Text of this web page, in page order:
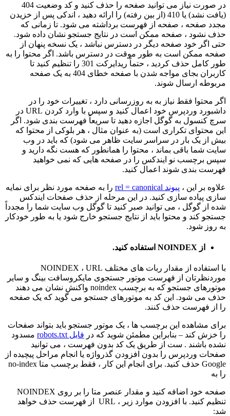
در صورت نیاز می توانید صفحه را حذف کنید و کد وضعیت 404
(یافت نشد) یا 410 (از بین رفته) را ارائه دهید ، اندکی پس از خزیدن
مجدد صفحه ، صفحه از فهرست برداشته می شود. تا زمانی که
حذف نشود ، صفحه ممکن است در نتایج جستجو نشان داده شود.
حتی اگر خود صفحه دیگر در دسترس نباشد ، یک نسخه پنهان از
صفحه ممکن است به طور موقت در دسترس باشد. اگر محتوا را به
طور کامل حذف کردید ، حتماً ریدایرکت 301 را تنظیم کنید تا
کاربران بجای مواجه شدن با صفحه خطای 404 به یک صفحه
مربوطه ارسال شوند.
اگر محتوا فقط نیاز به به روزرسانی دارد ، تغییرات خود را در
داشبورد وردپرس خود اعمال کنید و سپس با وارد کردن URL در
سرچ کنسول به گوگل اجازه دهید تا سریعاً فهرست بندی شود. اگر
این محتوای تکراری است (به عنوان مثال ، هر بلوکی از محتوا که
بیش از یک بار در سراسر سایت ظاهر می شود) که باید در وب
سایت شما باقی بماند ، محتوا را همانطور که هست نگه دارید و
سپس برچسب نو ایندکس را در صفحه هایی که نمی خواهید
فهرست بندی شوند اعمال کنید.
علاوه بر این ، پیوند rel = canonical
را به صفحه مورد نظر برای نمایه
سازی پیاده سازی کنید. در این مرحله از حذف صفحات ایندکس
شده از گوگل ، می توانید صبر کنید تا گوگل وب سایت شما را مجدداً
جستجو کند و محتوا باید از نتایج جستجو خارج شود یا به طور خودکار
به روز شود.
از NOINDEX استفاده کنید.
با استفاده از مقدار ربات های مختلف NOINDEX ، URL
موردنظرتان از فهرست موتور جستجوی مایکروسافت بینگ و سایر
موتورهای جستجو که به برچسب noindex واکنش نشان می دهند
حذف می شود. این کد به موتورهای جستجو می گوید که یک صفحه
را از فهرست حذف کنند.
برای مشاهده این برچسب ها ، یک موتور جستجو باید بتواند صفحات
را خزش کند – بنابراین مطمئن شوید که در فایل robots.txt
مسدود
نشده باشند . ست از طریق یک کد بدون فهرست ، می توانید
صفحات وردپرس را بدون افزودن گذرواژه یا انجام مراحل پیچیده از
Google حذف کنید. برای انجام این کار ، فقط برچسب متا no-index
را به
صفحه خود اضافه کنید و مقدار عنصر متا را بر روی NOINDEX
تنظیم کنید. با افزودن موارد زیر ، URL از فهرست حذف خواهد
شد: